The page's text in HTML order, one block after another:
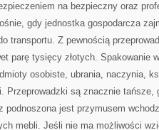
na bezpieczny oraz
gdy jednostka gospodarcza
transportu. Z pewnością
parę tysięcy złotych. Spakowanie
osobiste, ubrania, naczynia,
Przeprowadzki są znacznie tańsze,
podnoszona jest przymusem
mebli. Jeśli nie ma możliwości